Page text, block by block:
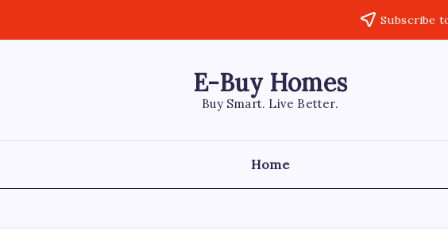
Subscribe
E-Buy Homes
Buy Smart. Live Better.
Home